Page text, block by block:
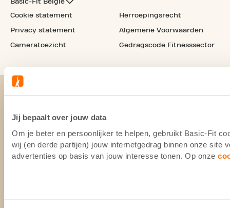
Jij bepaalt over jouw data
Om je beter en persoonlijker te helpen, gebruikt Basic-Fit
wij (en derde partijen) jouw internetgedrag binnen onze site
advertenties op basis van jouw interesse tonen. Op onze
Cookie statement
Privacy statement
Cameratoezicht
Herroepingsrecht
Algemene Voorwaarden
Gedragscode Fitnesssector